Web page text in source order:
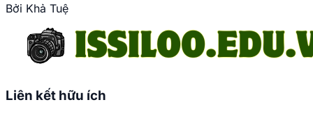
Bởi Khả Tuệ
Liên kết hữu ích